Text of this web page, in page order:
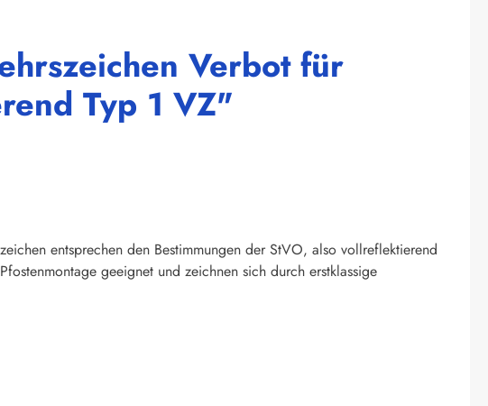
Verbot für
Typ 1 VZ"
entsprechen den Bestimmungen der StVO, also vollreflektierend
geeignet und zeichnen sich durch erstklassige